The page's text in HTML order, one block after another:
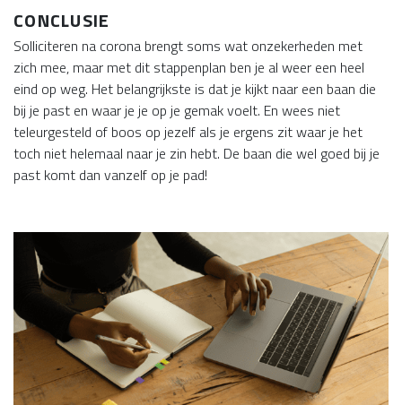
CONCLUSIE
Solliciteren na corona brengt soms wat onzekerheden met
zich mee, maar met dit stappenplan ben je al weer een heel
eind op weg. Het belangrijkste is dat je kijkt naar een baan die
bij je past en waar je je op je gemak voelt. En wees niet
teleurgesteld of boos op jezelf als je ergens zit waar je het
toch niet helemaal naar je zin hebt. De baan die wel goed bij je
past komt dan vanzelf op je pad!